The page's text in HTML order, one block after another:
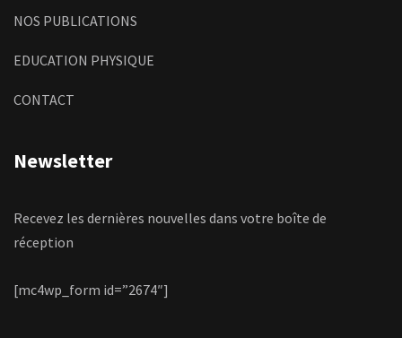
NOS PUBLICATIONS
EDUCATION PHYSIQUE
CONTACT
Newsletter
Recevez les dernières nouvelles dans votre boîte de
réception
[mc4wp_form id=”2674″]